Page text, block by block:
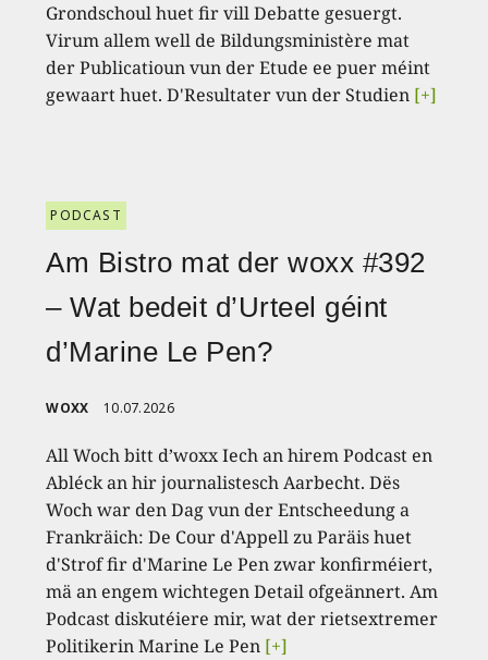
Grondschoul huet fir vill Debatte gesuergt.
Virum allem well de Bildungsministère mat
der Publicatioun vun der Etude ee puer méint
gewaart huet. D'Resultater vun der Studien [+]
PODCAST
Am Bistro mat der woxx #392
– Wat bedeit d’Urteel géint
d’Marine Le Pen?
WOXX 10.07.2026
All Woch bitt d’woxx Iech an hirem Podcast en
Abléck an hir journalistesch Aarbecht. Dës
Woch war den Dag vun der Entscheedung a
Frankräich: De Cour d'Appell zu Paräis huet
d'Strof fir d'Marine Le Pen zwar konfirméiert,
mä an engem wichtegen Detail ofgeännert. Am
Podcast diskutéiere mir, wat der rietsextremer
Politikerin Marine Le Pen [+]